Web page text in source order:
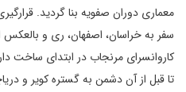
معماری دوران صفویه بنا گردید.
سفر به خراسان، اصفهان، ری و
کاروانسرای مرنجاب در ابتدای ساخت
تا قبل از آن دشمن به گستره کویر و